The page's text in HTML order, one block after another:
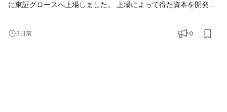
に東証グロースへ上場しました。 上場によって得た資本を開発部
「CAREECON Platform」を 業界全体を支える建設DXプラットフ
ォームへと進化させていく段階であり 現在は、複数プロダクトを
3日前 0